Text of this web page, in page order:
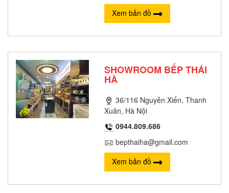
Xem bản đồ
SHOWROOM BẾP THÁI
HÀ
36/116 Nguyễn Xiển, Thanh
Xuân, Hà Nội
0944.809.686
bepthaiha@gmail.com
Xem bản đồ